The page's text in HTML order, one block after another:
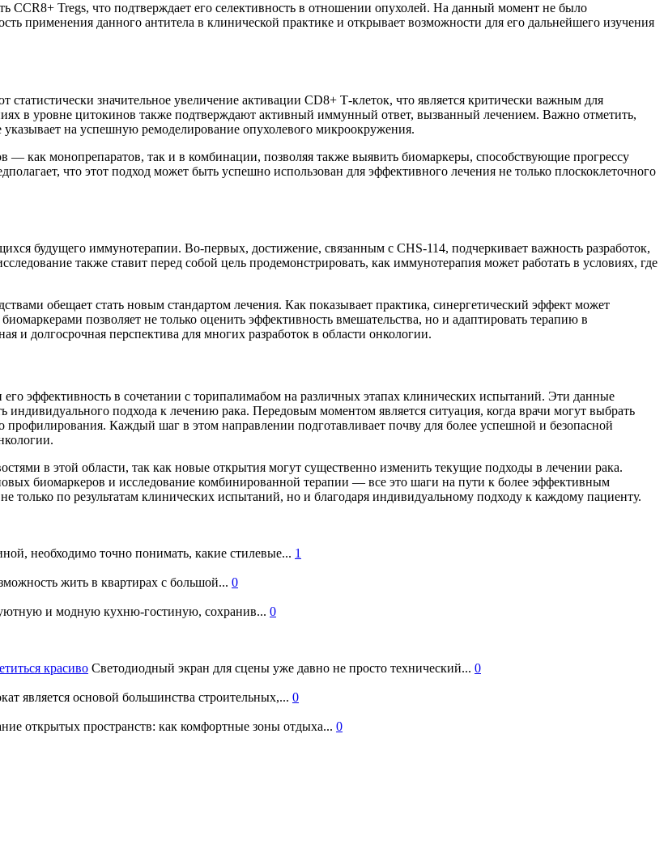
CCR8+ Tregs, что подтверждает его селективность в отношении опухолей. На данный момент не было
применения данного антитела в клинической практике и открывает возможности для его дальнейшего изучения
значительное увеличение активации CD8+ Т-клеток, что является критически важным для
в уровне цитокинов также подтверждают активный иммунный ответ, вызванный лечением. Важно отметить,
на успешную ремоделирование опухолевого микроокружения.
— как монопрепаратов, так и в комбинации, позволяя также выявить биомаркеры, способствующие прогрессу
что этот подход может быть успешно использован для эффективного лечения не только плоскоклеточного
будущего иммунотерапии. Во-первых, достижение, связанным с CHS-114, подчеркивает важность разработок,
также ставит перед собой цель продемонстрировать, как иммунотерапия может работать в условиях, где
обещает стать новым стандартом лечения. Как показывает практика, синергетический эффект может
позволяет не только оценить эффективность вмешательства, но и адаптировать терапию в
и долгосрочная перспектива для многих разработок в области онкологии.
эффективность в сочетании с торипалимабом на различных этапах клинических испытаний. Эти данные
подхода к лечению рака. Передовым моментом является ситуация, когда врачи могут выбрать
Каждый шаг в этом направлении подготавливает почву для более успешной и безопасной
в этой области, так как новые открытия могут существенно изменить текущие подходы в лечении рака.
биомаркеров и исследование комбинированной терапии — все это шаги на пути к более эффективным
только по результатам клинических испытаний, но и благодаря индивидуальному подходу к каждому пациенту.
необходимо точно понимать, какие стилевые... 1
жить в квартирах с большой... 0
и модную кухню-гостиную, сохранив... 0
красиво Светодиодный экран для сцены уже давно не просто технический... 0
является основой большинства строительных,... 0
открытых пространств: как комфортные зоны отдыха... 0